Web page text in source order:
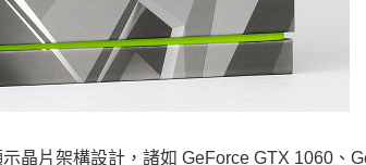
晶片架構設計，諸如 GeForce GTX 1060、